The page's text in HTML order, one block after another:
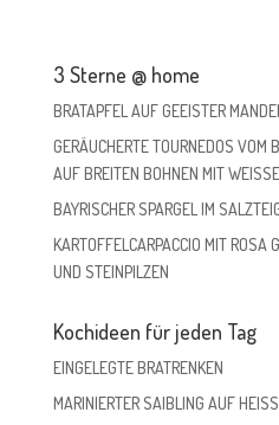
3 Sterne @ home
BRATAPFEL AUF GEEISTER
GERÄUCHERTE TOURNEDOS VOM
AUF BREITEN BOHNEN MIT
BAYRISCHER SPARGEL IM
KARTOFFELCARPACCIO MIT ROSA
UND STEINPILZEN
Kochideen für jeden Tag
EINGELEGTE BRATRENKEN
MARINIERTER SAIBLING AUF